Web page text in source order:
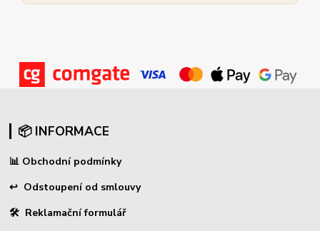
📦 INFORMACE
📊 Obchodní podmínky
↩ Odstoupení od smlouvy
🛠 Reklamační formulář